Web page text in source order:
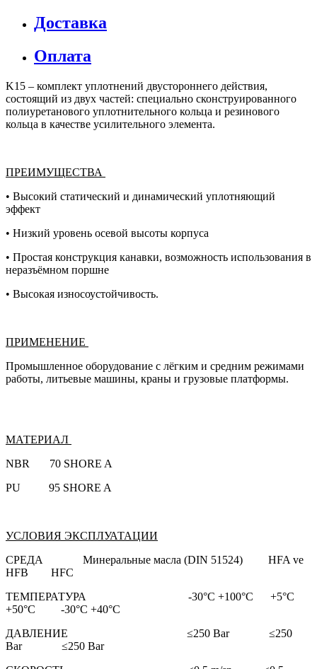
Доставка
Оплата
K15 – комплект уплотнений двустороннего действия,
состоящий из двух частей: специально сконструированного
полиуретанового уплотнительного кольца и резинового
кольца в качестве усилительного элемента.
ПРЕИМУЩЕСТВА
• Высокий статический и динамический уплотняющий
эффект
• Низкий уровень осевой высоты корпуса
• Простая конструкция канавки, возможность использования в
неразъёмном поршне
• Высокая износоустойчивость.
ПРИМЕНЕНИЕ
Промышленное оборудование с лёгким и средним режимами
работы, литьевые машины, краны и грузовые платформы.
МАТЕРИАЛ
NBR 70 SHORE A
PU 95 SHORE A
УСЛОВИЯ ЭКСПЛУАТАЦИИ
СРЕДА Минеральные масла (DIN 51524) HFA ve
HFB HFC
ТЕМПЕРАТУРА -30°C +100°C +5°C
+50°C -30°C +40°C
ДАВЛЕНИЕ ≤250 Bar ≤250
Bar ≤250 Bar